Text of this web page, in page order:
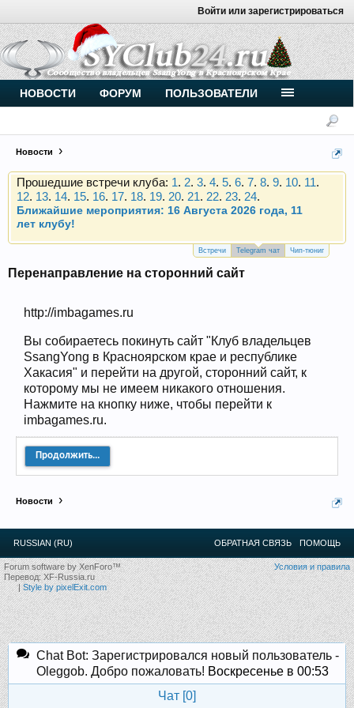
Войти или зарегистрироваться
Новости
Внимание, новые участники нашего клуба!
Основное общение происходит вTelegram-чате.
Присоединяйтесь.
Чип-тюнинг (прошивка) дизелей от
Vahmurka
12.13.14.15.16.17.18.19.20.21.22.23.24.
Ближайшие мероприятия: 16 Августа 2026 года, 11
лет клубу!
Внимание, новые участники нашего клуба!
Основное общение происходит вTelegram-чате.
Чип-тюнинг (прошивка) дизелей от
Прошедшие встречи клуба: 5. 8. 10
12.13.14 .15. 16.17.18.19.20. 21.22 .23.24.
Ближайшие мероприятия: 16 Августа 2026 года, 11
лет клубу!
Встречи Telegram чат Чип-тюниг
Перенаправление на сторонний сайт
http://imbagames.ru
Вы собираетесь покинуть сайт "Клуб владельцев
SsangYong в Красноярском крае и республике
Хакасия" и перейти на другой, сторонний сайт, к
которому мы не имеем никакого отношения.
Нажмите на кнопку ниже, чтобы перейти к
imbagames.ru.
Продолжить...
Новости
НОВОСТИ ФОРУМ ПОЛЬЗОВАТЕЛИ
RUSSIAN (RU) ОБРАТНАЯ СВЯЗЬ ПОМОЩЬ
Условия и правила
Forum software by XenForo™
Перевод:XF-Russia.ru
|Style by pixelExit.com
Chat Bot: Зарегистрировался новый пользователь -
Oleggob. Добро пожаловать! Воскресенье в 00:53
Чат [0]